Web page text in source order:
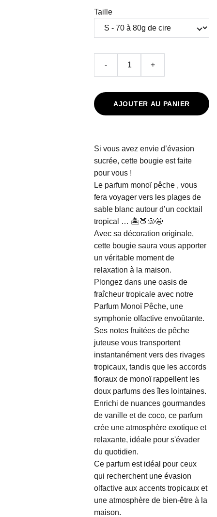
Taille
- +
AJOUTER AU PANIER
Si vous avez envie d’évasion
sucrée, cette bougie est faite
pour vous !
Le parfum monoï pêche , vous
fera voyager vers les plages de
sable blanc autour d’un cocktail
tropical … 🏝️🍑🐚🤩
Avec sa décoration originale,
cette bougie saura vous apporter
un véritable moment de
relaxation à la maison.
Plongez dans une oasis de
fraîcheur tropicale avec notre
Parfum Monoï Pêche, une
symphonie olfactive envoûtante.
Ses notes fruitées de pêche
juteuse vous transportent
instantanément vers des rivages
tropicaux, tandis que les accords
floraux de monoï rappellent les
doux parfums des îles lointaines.
Enrichi de nuances gourmandes
de vanille et de coco, ce parfum
crée une atmosphère exotique et
relaxante, idéale pour s'évader
du quotidien.
Ce parfum est idéal pour ceux
qui recherchent une évasion
olfactive aux accents tropicaux et
une atmosphère de bien-être à la
maison.